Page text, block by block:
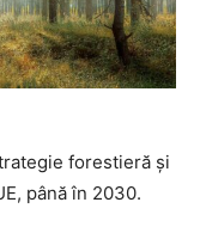
forestieră și
până în 2030.